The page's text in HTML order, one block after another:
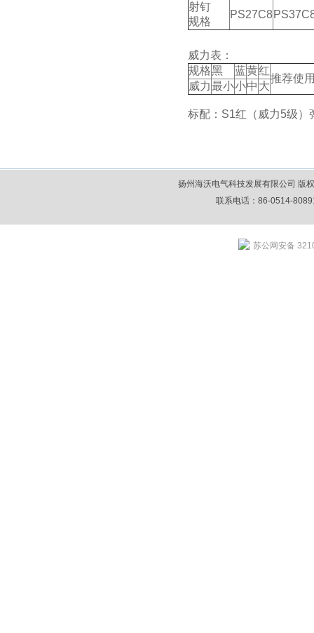
射钉
规格
PS27C8
威力表：
规格黑 蓝黄红
推荐使
威力最小小中 大
标配：S1红（威力5级
扬州海沃电气科技发展有限公司 版
联系电话：86-0514-
苏公网安备